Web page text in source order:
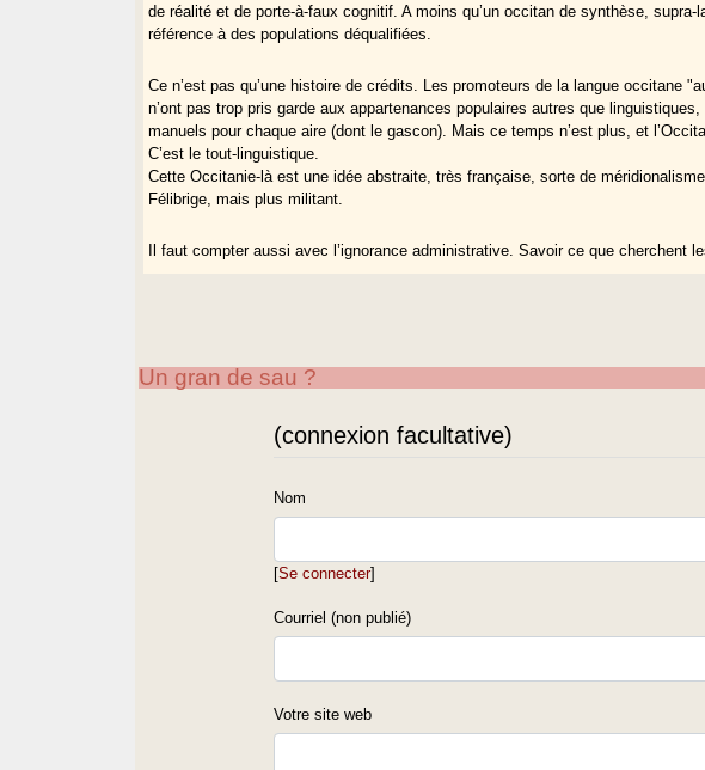
de réalité et de porte-à-faux cognitif. A moins qu’un occitan de synthèse, supra-
référence à des populations déqualifiées.
Ce n’est pas qu’une histoire de crédits. Les promoteurs de la langue occitane
n’ont pas trop pris garde aux appartenances populaires autres que
manuels pour chaque aire (dont le gascon). Mais ce temps n’est plus, et
C’est le tout-linguistique.
Cette Occitanie-là est une idée abstraite, très française, sorte de
Félibrige, mais plus militant.
Il faut compter aussi avec l’ignorance administrative. Savoir ce que cherchent
Trop proche du terroir ? Trop distincte du discours convenu et faux sur lequel
Un gran de sau ?
(connexion facultative)
Nom
[Se connecter]
Courriel (non publié)
Votre site web